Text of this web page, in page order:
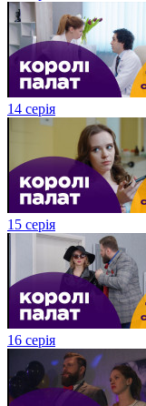
14 серія
15 серія
16 серія